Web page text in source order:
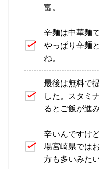
富。
辛麺は中華麺
やっぱり辛麺
ね。
最後は無料で
した。スタミ
るとご飯が進
辛いんですけ
場宮崎県では
方も多いみた